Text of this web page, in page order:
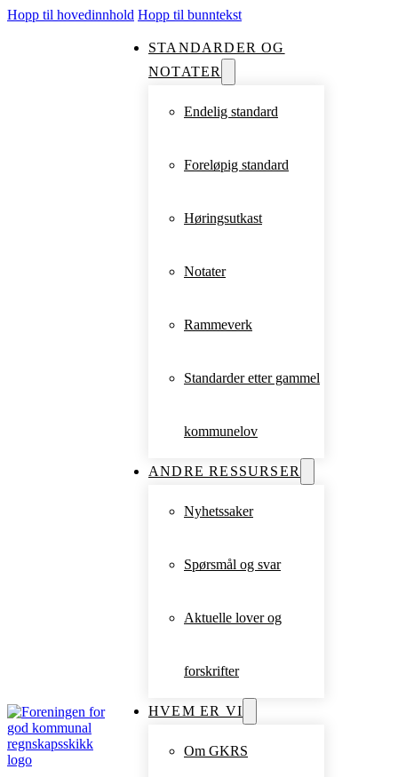
Hopp til hovedinnhold Hopp til bunntekst
STANDARDER OG
NOTATER
Endelig standard
Foreløpig standard
Høringsutkast
Notater
Rammeverk
Standarder etter gammel
kommunelov
ANDRE RESSURSER
Nyhetssaker
Spørsmål og svar
Aktuelle lover og
forskrifter
HVEM ER VI
Om GKRS